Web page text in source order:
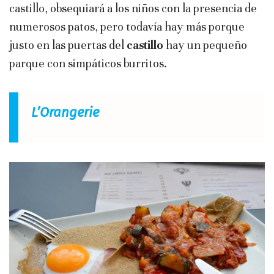
castillo, obsequiará a los niños con la presencia de
numerosos patos, pero todavía hay más porque
justo en las puertas del castillo hay un pequeño
parque con simpáticos burritos.
L’Orangerie